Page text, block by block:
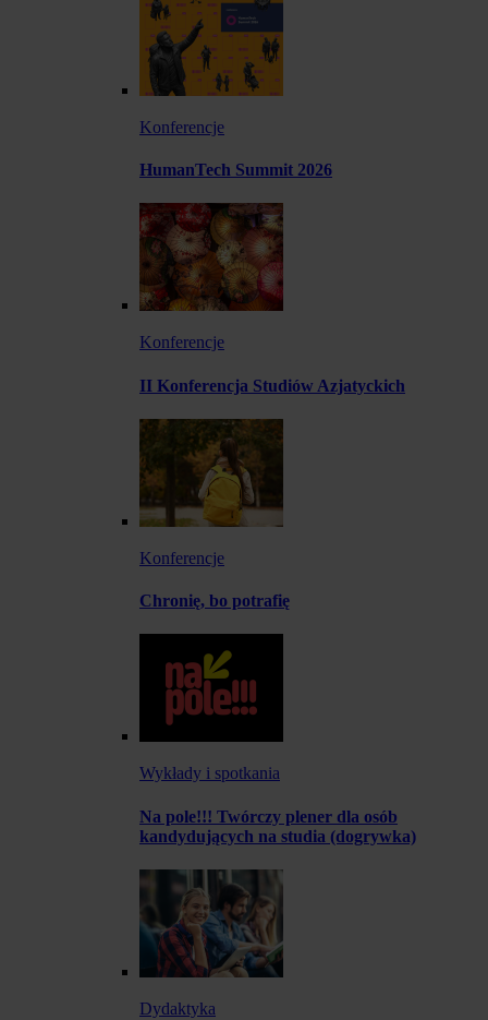
Konferencje
HumanTech Summit 2026
Konferencje
II Konferencja Studiów Azjatyckich
Konferencje
Chronię, bo potrafię
Wykłady i spotkania
Na pole!!! Twórczy plener dla osób
kandydujących na studia (dogrywka)
Dydaktyka